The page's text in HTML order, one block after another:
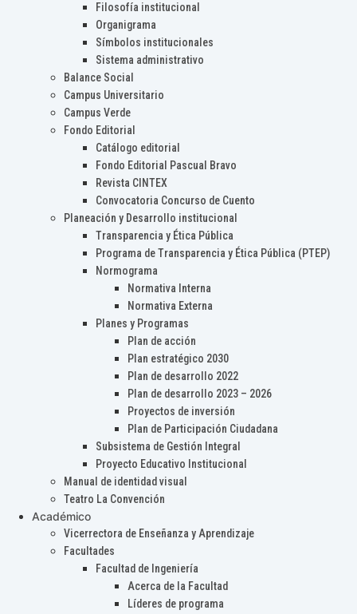
Filosofía institucional
Organigrama
Símbolos institucionales
Sistema administrativo
Balance Social
Campus Universitario
Campus Verde
Fondo Editorial
Catálogo editorial
Fondo Editorial Pascual Bravo
Revista CINTEX
Convocatoria Concurso de Cuento
Planeación y Desarrollo institucional
Transparencia y Ética Pública
Programa de Transparencia y Ética Pública (PTEP)
Normograma
Normativa Interna
Normativa Externa
Planes y Programas
Plan de acción
Plan estratégico 2030
Plan de desarrollo 2022
Plan de desarrollo 2023 – 2026
Proyectos de inversión
Plan de Participación Ciudadana
Subsistema de Gestión Integral
Proyecto Educativo Institucional
Manual de identidad visual
Teatro La Convención
Académico
Vicerrectora de Enseñanza y Aprendizaje
Facultades
Facultad de Ingeniería
Acerca de la Facultad
Líderes de programa